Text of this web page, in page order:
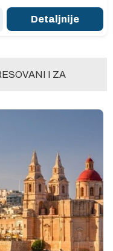
Detaljnije
I ZA